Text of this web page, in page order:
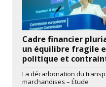
Cadre financier
un équilibre fragile
politique et
La décarbonation du
marchandises – Étude